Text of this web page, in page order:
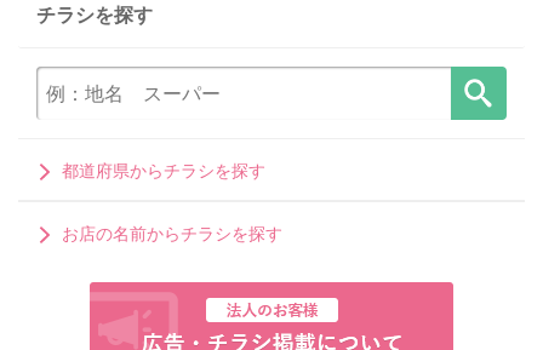
チラシを探す
都道府県からチラシを探す
お店の名前からチラシを探す